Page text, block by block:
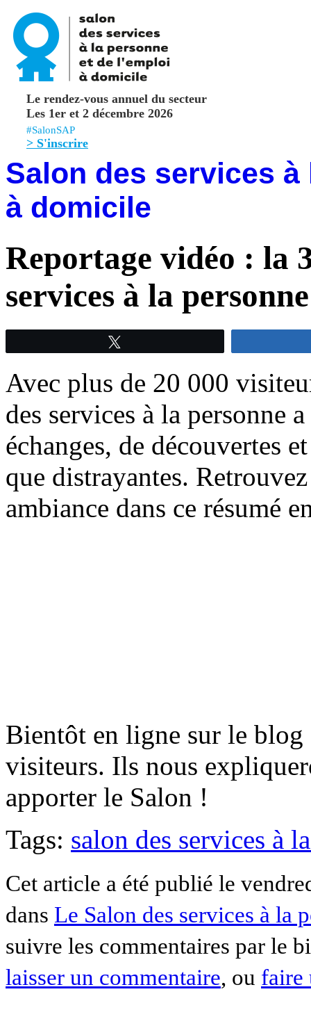
Le rendez-vous annuel du secteur
Les 1er et 2 décembre 2026
#SalonSAP
> S'inscrire
Salon des services
à domicile
Reportage vidéo : la
services à la personne
Avec plus de 20 000
des services à la personne
échanges, de découvertes
que distrayantes.
ambiance dans ce résumé
Bientôt en ligne sur le blog
visiteurs. Ils nous
apporter le Salon !
Tags: salon des services à
Cet article a été publié le
dans Le Salon des services à la
suivre les commentaires par le
laisser un commentaire, ou faire